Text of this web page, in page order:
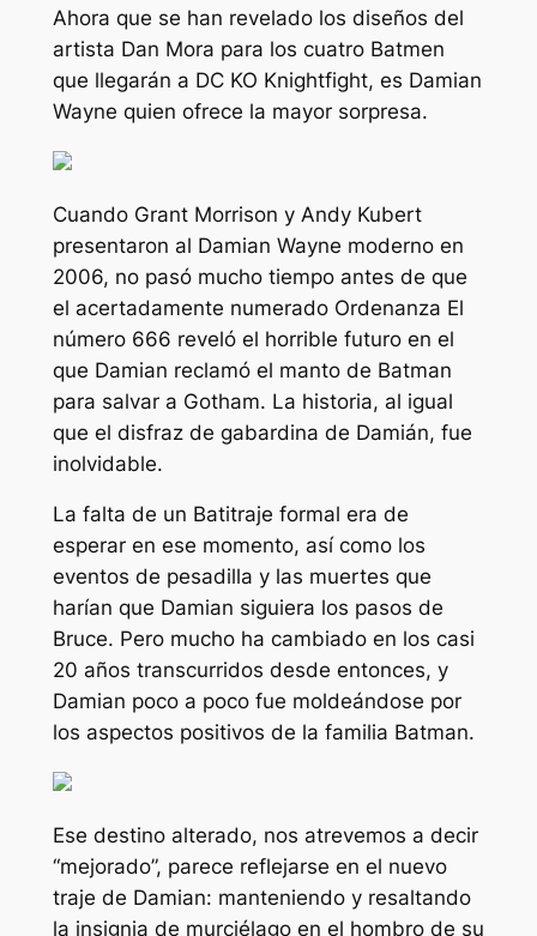
Ahora que se han revelado los diseños del
artista Dan Mora para los cuatro Batmen
que llegarán a DC KO Knightfight, es Damian
Wayne quien ofrece la mayor sorpresa.
Cuando Grant Morrison y Andy Kubert
presentaron al Damian Wayne moderno en
2006, no pasó mucho tiempo antes de que
el acertadamente numerado Ordenanza El
número 666 reveló el horrible futuro en el
que Damian reclamó el manto de Batman
para salvar a Gotham. La historia, al igual
que el disfraz de gabardina de Damián, fue
inolvidable.
La falta de un Batitraje formal era de
esperar en ese momento, así como los
eventos de pesadilla y las muertes que
harían que Damian siguiera los pasos de
Bruce. Pero mucho ha cambiado en los casi
20 años transcurridos desde entonces, y
Damian poco a poco fue moldeándose por
los aspectos positivos de la familia Batman.
Ese destino alterado, nos atrevemos a decir
“mejorado”, parece reflejarse en el nuevo
traje de Damian: manteniendo y resaltando
la insignia de murciélago en el hombro de su